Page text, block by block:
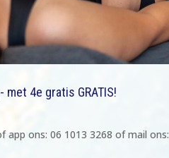
met 4e gratis GRATIS!
ons: 06 1013 3268 of mail ons: